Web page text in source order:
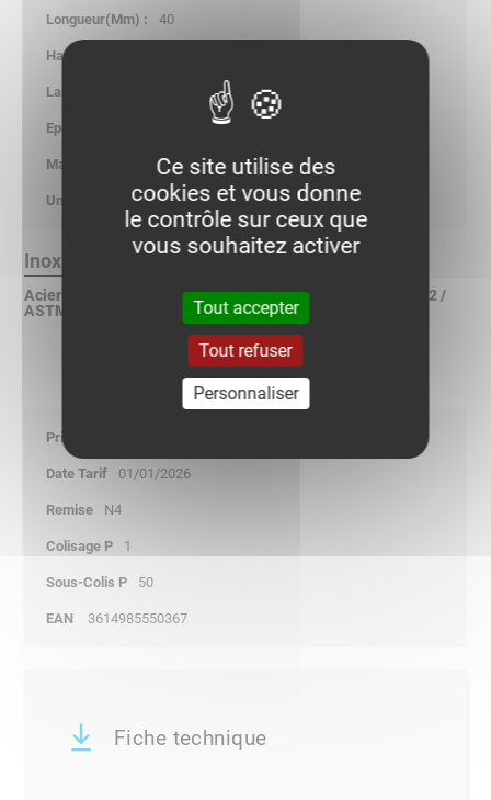
40
kg/p
Inox 316L Finition :
Acier inoxydable X2CrNiMo 17-12-2 suivant NF EN 10088-2 /
ASTM A240 / DIN 17440
01/01/2026
N4
1
50
3614985550367
Fiche technique
Ce site utilise des
cookies et vous donne
le contrôle sur ceux que
vous souhaitez activer
Tout accepter
Tout refuser
Personnaliser